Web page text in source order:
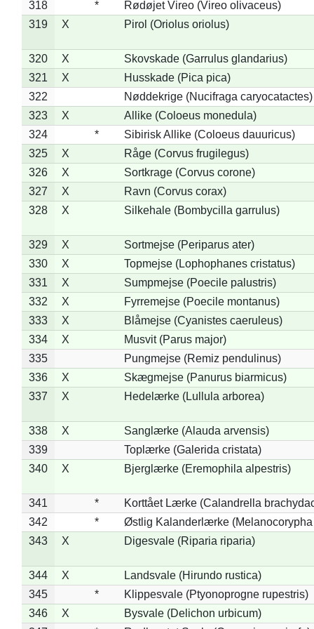
318 *
Rødøjet Vireo (Vireo olivaceus)
319
X Pirol (Oriolus oriolus)
320 X
Skovskade (Garrulus glandarius)
321
X
Husskade (Pica pica)
322
Nøddekrige (Nucifraga caryocatactes)
323
X
Allike (Coloeus monedula)
324
*
Sibirisk Allike (Coloeus dauuricus)
325
X
Råge (Corvus frugilegus)
326
X
Sortkrage (Corvus corone)
327
X
Ravn (Corvus corax)
328
X Silkehale (Bombycilla garrulus)
329 X
Sortmejse (Periparus ater)
330
X
Topmejse (Lophophanes cristatus)
331
X
Sumpmejse (Poecile palustris)
332
X
Fyrremejse (Poecile montanus)
333
X
Blåmejse (Cyanistes caeruleus)
334
X
Musvit (Parus major)
335
Pungmejse (Remiz pendulinus)
336
X
Skægmejse (Panurus biarmicus)
337
X Hedelærke (Lullula arborea)
338 X
Sanglærke (Alauda arvensis)
339
Toplærke (Galerida cristata)
340
X Bjerglærke (Eremophila alpestris)
341 *
Korttået Lærke (Calandrella
342
*
Østlig Kalanderlærke (Melanocorypha
343
X Digesvale (Riparia riparia)
344 X
Landsvale (Hirundo rustica)
345
*
Klippesvale (Ptyonoprogne rupestris)
346
X
Bysvale (Delichon urbicum)